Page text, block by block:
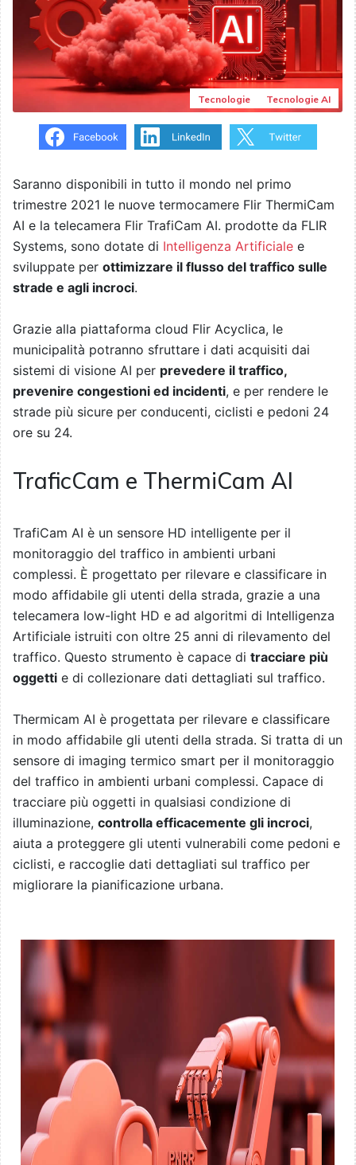
Tecnologie Tecnologie AI
Saranno disponibili in tutto il mondo nel primo
trimestre 2021 le nuove termocamere Flir ThermiCam
AI e la telecamera Flir TrafiCam AI. prodotte da FLIR
Systems, sono dotate di Intelligenza Artificiale e
sviluppate per ottimizzare il flusso del traffico sulle
strade e agli incroci.
Grazie alla piattaforma cloud Flir Acyclica, le
municipalità potranno sfruttare i dati acquisiti dai
sistemi di visione AI per prevedere il traffico,
prevenire congestioni ed incidenti, e per rendere le
strade più sicure per conducenti, ciclisti e pedoni 24
ore su 24.
TraficCam e ThermiCam AI
TrafiCam AI è un sensore HD intelligente per il
monitoraggio del traffico in ambienti urbani
complessi. È progettato per rilevare e classificare in
modo affidabile gli utenti della strada, grazie a una
telecamera low-light HD e ad algoritmi di Intelligenza
Artificiale istruiti con oltre 25 anni di rilevamento del
traffico. Questo strumento è capace di tracciare più
oggetti e di collezionare dati dettagliati sul traffico.
Thermicam AI è progettata per rilevare e classificare
in modo affidabile gli utenti della strada. Si tratta di un
sensore di imaging termico smart per il monitoraggio
del traffico in ambienti urbani complessi. Capace di
tracciare più oggetti in qualsiasi condizione di
illuminazione, controlla efficacemente gli incroci,
aiuta a proteggere gli utenti vulnerabili come pedoni e
ciclisti, e raccoglie dati dettagliati sul traffico per
migliorare la pianificazione urbana.